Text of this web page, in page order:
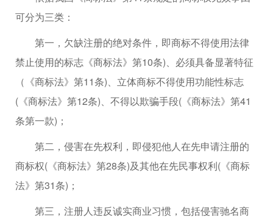
可分为三类：
第一，欠缺注册的绝对条件，即商标不得使用法律
禁止使用的标志《商标法》第10条)、必须具备显著特征
（《商标法》第11条)、立体商标不得使用功能性标志
(《商标法》第12条)、不得以欺骗手段(《商标法》第41
条第一款)；
第二，侵害在先权利，即侵犯他人在先申请注册的
商标权(《商标法》第28条)及其他在先民事权利(《商标
法》第31条)；
第三，注册人违反诚实商业习惯，包括侵害驰名商